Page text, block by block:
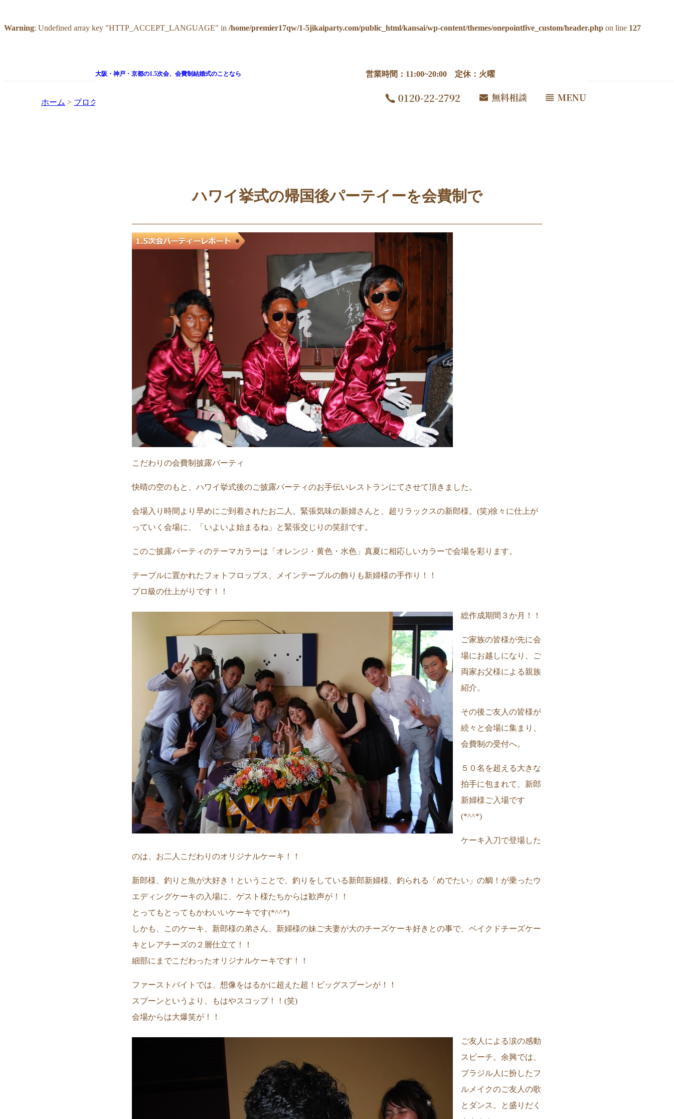
Warning: Undefined array key "HTTP_ACCEPT_LANGUAGE" in /home/premier17qw/1-5jikaiparty.com/public_html/kansai/wp-content/themes/onepointfive_custom/header.php on line 127
大阪・神戸・京都の1.5次会、 会費制結婚式のことなら 営業時間：11:00~20:00 定休：火曜
ホーム > ブログ
ハワイ挙式の帰国後パーテイーを会費制で
こだわりの会費制披露パーティ
快晴の空のもと、ハワイ挙式後のご披露パーティのお手伝いレストランにてさせて頂きました。
会場入り時間より早めにご到着されたお二人。緊張気味の新婦さんと、超リラックスの新郎様。(笑)徐々に仕上が
っていく会場に、「いよいよ始まるね」と緊張交じりの笑顔です。
このご披露パーティのテーマカラーは「オレンジ・黄色・水色」真夏に相応しいカラーで会場を彩ります。
テーブルに置かれたフォトフロップス、メインテーブルの飾りも新婦様の手作り！！
プロ級の仕上がりです！！
総作成期間３か月！！
ご家族の皆様が先に会
場にお越しになり、ご
両家お父様による親族
紹介。
その後ご友人の皆様が
続々と会場に集まり、
会費制の受付へ。
５０名を超える大きな
拍手に包まれて、新郎
新婦様ご入場です
(*^^*)
ケーキ入刀で登場した
のは、お二人こだわりのオリジナルケーキ！！
新郎様、釣りと魚が大好き！ということで、釣りをしている新郎新婦様、釣られる「めでたい」の鯛！が乗ったウ
エディングケーキの入場に、ゲスト様たちからは歓声が！！
とってもとってもかわいいケーキです(*^^*)
しかも、このケーキ、新郎様の弟さん、新婦様の妹ご夫妻が大のチーズケーキ好きとの事で、ベイクドチーズケー
キとレアチーズの２層仕立て！！
細部にまでこだわったオリジナルケーキです！！
ファーストバイトでは、想像をはるかに超えた超！ビッグスプーンが！！
スプーンというより、もはやスコップ！！(笑)
会場からは大爆笑が！！
ご友人による涙の感動
スピーチ。余興では、
ブラジル人に扮したフ
ルメイクのご友人の歌
とダンス。と盛りだく